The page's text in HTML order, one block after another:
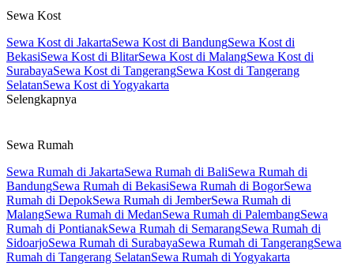
Sewa Kost
Sewa Kost di JakartaSewa Kost di BandungSewa Kost di
BekasiSewa Kost di BlitarSewa Kost di MalangSewa Kost di
SurabayaSewa Kost di TangerangSewa Kost di Tangerang
SelatanSewa Kost di Yogyakarta
Selengkapnya
Sewa Rumah
Sewa Rumah di JakartaSewa Rumah di BaliSewa Rumah di
BandungSewa Rumah di BekasiSewa Rumah di BogorSewa
Rumah di DepokSewa Rumah di JemberSewa Rumah di
MalangSewa Rumah di MedanSewa Rumah di PalembangSewa
Rumah di PontianakSewa Rumah di SemarangSewa Rumah di
SidoarjoSewa Rumah di SurabayaSewa Rumah di TangerangSewa
Rumah di Tangerang SelatanSewa Rumah di Yogyakarta